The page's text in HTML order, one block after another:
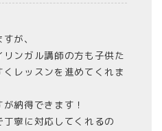
が、
ンガル講師の方も子供た
レッスンを進めてくれま
納得できます！
寧に対応してくれるの